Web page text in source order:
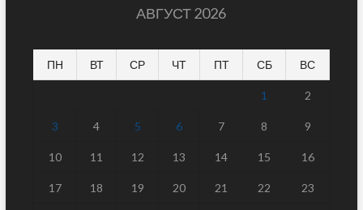
АВГУСТ 2026
ПН ВТ СР ЧТ ПТ СБ ВС
1 2
3 4 5 6 7 8 9
10 11 12 13 14 15 16
17 18 19 20 21 22 23